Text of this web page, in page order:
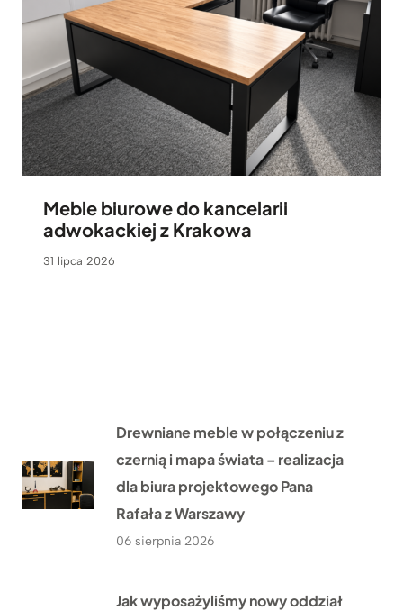
Meble biurowe do kancelarii
adwokackiej z Krakowa
31 lipca 2026
Drewniane meble w połączeniu z
czernią i mapa świata – realizacja
dla biura projektowego Pana
Rafała z Warszawy
06 sierpnia 2026
Jak wyposażyliśmy nowy oddział